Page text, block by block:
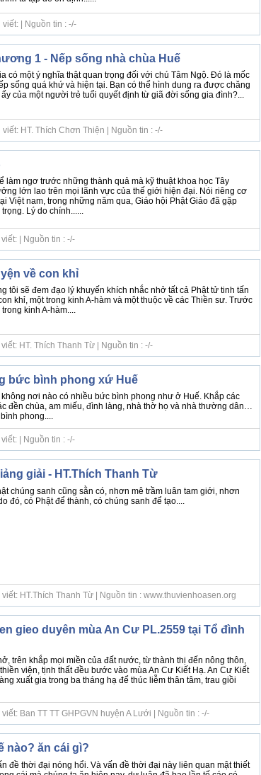
| Nguồn tin : -/-
1 - Nếp sống nhà chùa Huế
có một ý nghĩa thật quan trọng đối với chú Tâm Ngộ. Ðó là mốc
sống quá khứ và hiện tại. Bạn có thể hình dung ra được chăng
của một người trẻ tuổi quyết định từ giã đời sống gia đình?...
HT. Thích Chơn Thiện | Nguồn tin : -/-
làm ngơ trước những thành quả mà kỹ thuật khoa học Tây
lớn lao trên mọi lãnh vực của thế giới hiện đại. Nói riêng cơ
Việt nam, trong những năm qua, Giáo hội Phật Giáo đã gặp
Lý do chính......
| Nguồn tin : -/-
về con khỉ
tôi sẽ đem đạo lý khuyến khích nhắc nhở tất cả Phật tử tinh tấn
khỉ, một trong kinh A-hàm và một thuộc về các Thiền sư. Trước
kinh A-hàm....
HT. Thích Thanh Từ | Nguồn tin : -/-
bức bình phong xứ Huế
nơi nào có nhiều bức bình phong như ở Huế. Khắp các
đền chùa, am miếu, đình làng, nhà thờ họ và nhà thường dân…
phong....
| Nguồn tin : -/-
giải - HT.Thích Thanh Từ
chúng sanh cũng sằn có, nhơn mê trầm luân tam giới, nhơn
đó, có Phật để thành, có chúng sanh để tạo....
HT.Thích Thanh Từ | Nguồn tin : www.thuvienhoasen.org
gieo duyên mùa An Cư PL.2559 tại Tổ đình
trên khắp mọi miền của đất nước, từ thành thị đến nông thôn,
viện, tịnh thất đều bước vào mùa An Cư Kiết Hạ. An Cư Kiết
xuất gia trong ba tháng hạ để thúc liễm thân tâm, trau giồi
Ban TT TT GHPGVN huyện A Lưới | Nguồn tin : -/-
nào? ăn cái gì?
đề thời đại nóng hổi. Và vấn đề thời đại này liên quan mật thiết